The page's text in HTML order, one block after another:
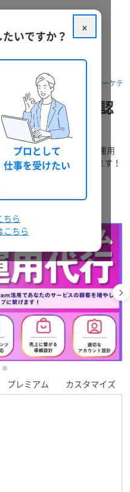
ケージを探す Web集客・マーケテ
、サービスの認
ートをします
ロがサポートします！ 運用
つ着実な運用を実現します！
プレミアム カスタマイズ
×
いですか？
プロとして
仕事を受けたい
ちら
こちら